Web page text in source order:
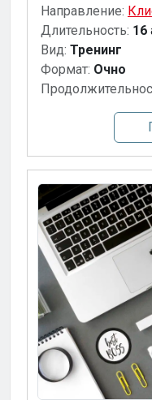
Направление:
Длительность: 16
Вид: Тренинг
Формат: Очно